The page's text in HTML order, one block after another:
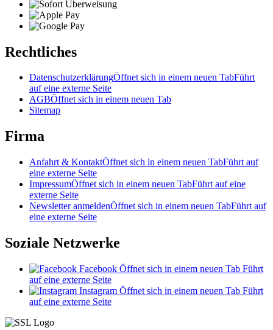
Rechtliches
DatenschutzerklärungÖffnet sich in einem neuen TabFührt
auf eine externe Seite
AGBÖffnet sich in einem neuen Tab
Sitemap
Firma
Anfahrt & KontaktÖffnet sich in einem neuen TabFührt auf
eine externe Seite
ImpressumÖffnet sich in einem neuen TabFührt auf eine
externe Seite
Newsletter anmeldenÖffnet sich in einem neuen TabFührt auf
eine externe Seite
Soziale Netzwerke
Facebook Öffnet sich in einem neuen Tab Führt
auf eine externe Seite
Instagram Öffnet sich in einem neuen Tab Führt
auf eine externe Seite